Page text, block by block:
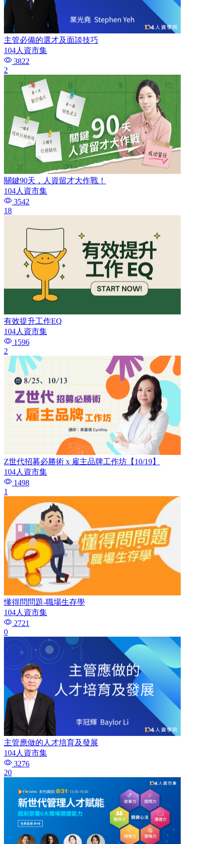
主管必備的選才及面談技巧​
104人資市集
3822
2
關鍵90天，人資留才大作戰！
104人資市集
3542
18
有效提升工作EQ
104人資市集
1596
2
Z世代招募必勝術 x 雇主品牌工作坊【10/19】
104人資市集
1498
1
懂得問問題-職場生存學
104人資市集
2721
0
主管應做的人才培育及發展​
104人資市集
3276
20